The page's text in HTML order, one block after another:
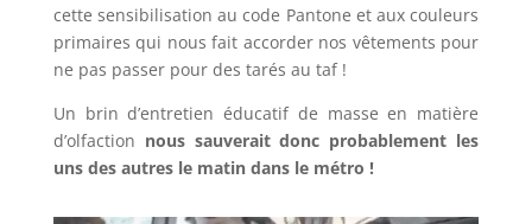
cette sensibilisation au code Pantone et aux couleurs
primaires qui nous fait accorder nos vêtements pour
ne pas passer pour des tarés au taf !
Un brin d’entretien éducatif de masse en matière
d’olfaction nous sauverait donc probablement les
uns des autres le matin dans le métro !